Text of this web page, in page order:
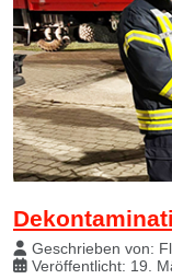
Geschrieben von:
Veröffentlicht: 19.